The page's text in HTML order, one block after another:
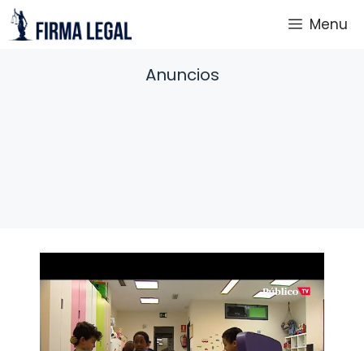
Saltar
al
Menu
Anuncios